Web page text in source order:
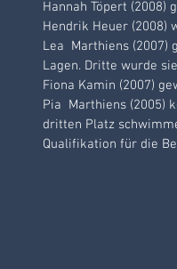
Hannah Töpert (2008)
Hendrik Heuer (2008)
Lea  Marthiens
Lagen. Dritte wurde
Fiona Kamin (2007)
Pia  Marthiens (2005)
dritten Platz
Qualifikation für die